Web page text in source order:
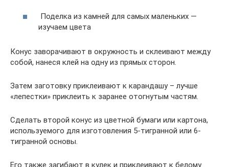
Поделка из камней для самых маленьких —
изучаем цвета
Конус заворачивают в окружность и склеивают между
собой, нанеся клей на одну из прямых сторон.
Затем заготовку приклеивают к карандашу – лучше
«лепестки» приклеить к заранее отогнутым частям.
Сделать второй конус из цветной бумаги или картона,
используемого для изготовления 5-тигранной или 6-
тигранной основы.
Его также загибают в кулек и приклеивают к белому